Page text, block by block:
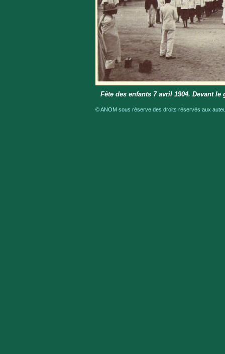
Fête des enfants 7 avril 1904. Devant le
© ANOM sous réserve des droits réservés aux